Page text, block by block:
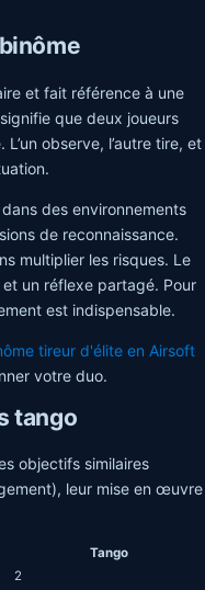
et fait référence à une
que deux joueurs
observe, l’autre tire, et
des environnements
de reconnaissance.
multiplier les risques. Le
un réflexe partagé. Pour
est indispensable.
tireur d'élite en Airsoft
votre duo.
tango
objectifs similaires
leur mise en œuvre
Tango
2